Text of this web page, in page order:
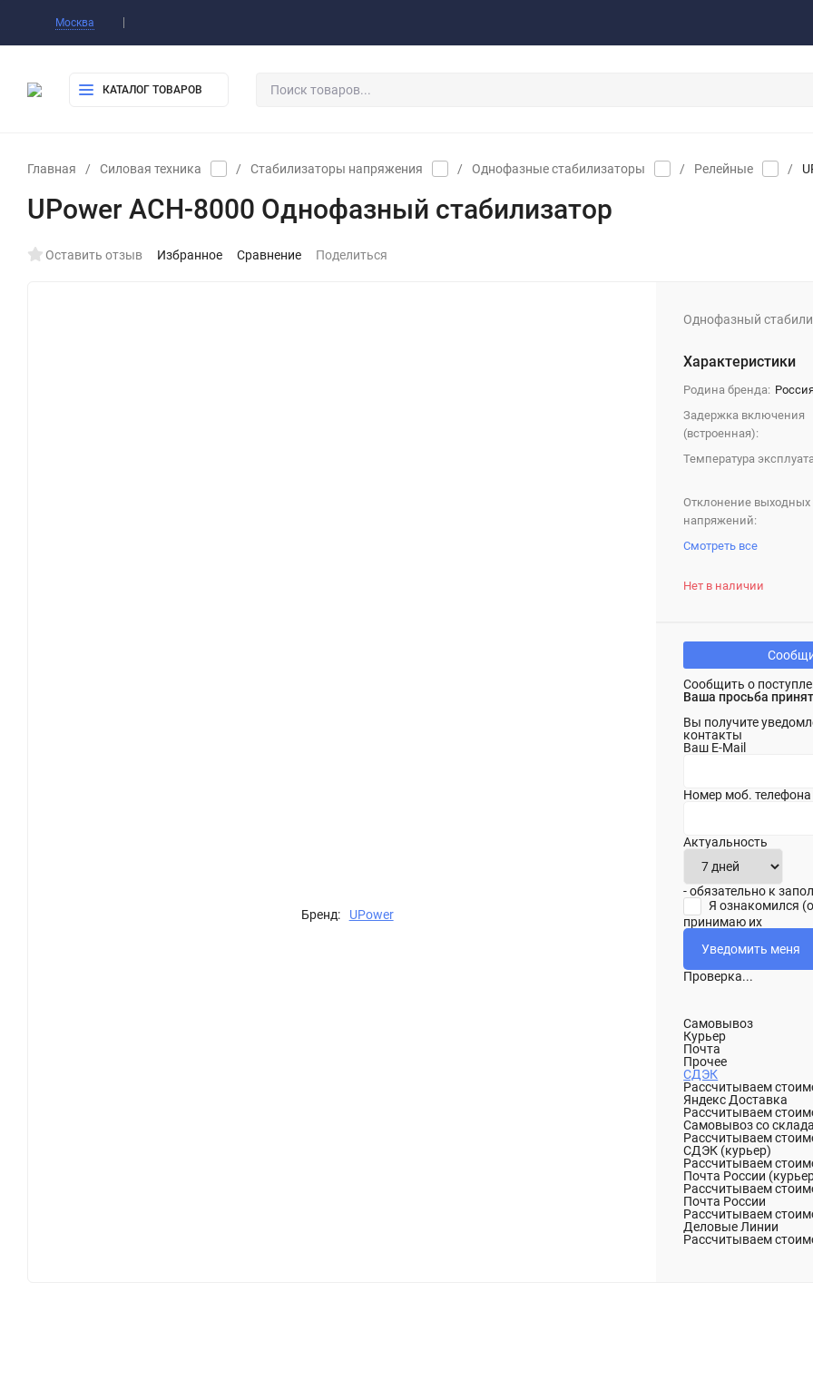
Москва
КАТАЛОГ ТОВАРОВ
Главная / Силовая техника / Стабилизаторы напряжения / Однофазные стабилизаторы / Релейные /
UPower ACH-8000 Однофазный стабилизатор
Оставить отзыв Избранное Сравнение Поделиться
Бренд: UPower
Однофазный
Характеристики
Родина бренда:
Задержка включения
(встроенная):
Температура
Отклонение выходных
напряжений:
Смотреть все
Нет в наличии
Сообщить о
Ваша просьба
Вы получите
контакты
Ваш E-Mail
Номер моб. телефона
Актуальность
- обязательно к
Я ознакомился
принимаю их
Проверка...
Самовывоз
Курьер
Почта
Прочее
СДЭК
Рассчитываем
Яндекс Доставка
Рассчитываем
Самовывоз со склада
Рассчитываем
СДЭК (курьер)
Рассчитываем
Почта России
Рассчитываем
Почта России
Рассчитываем
Деловые Линии
Рассчитываем